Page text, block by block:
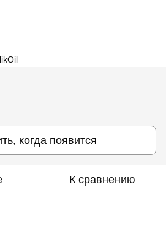
когда появится
К сравнению